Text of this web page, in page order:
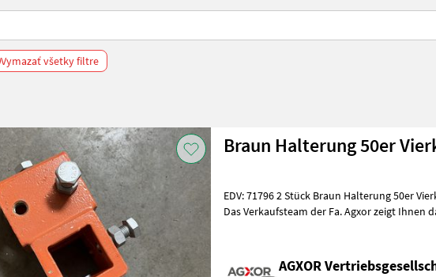
Vymazať všetky filtre
Braun Halterung 50er
EDV: 71796 2 Stück Braun Halterung 50er Vierk Unterstockbearbeitung
Das Verkaufsteam der Fa. Agxor zeigt Ihnen
AGXOR